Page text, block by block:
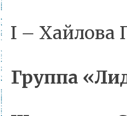
I –
Группа